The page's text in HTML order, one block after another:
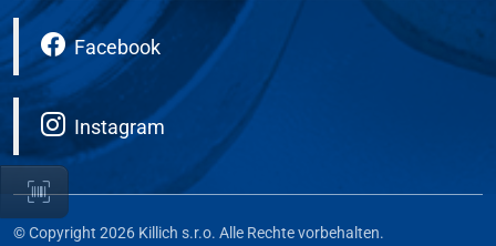
Facebook
Instagram
© Copyright 2026 Killich s.r.o. Alle Rechte vorbehalten.